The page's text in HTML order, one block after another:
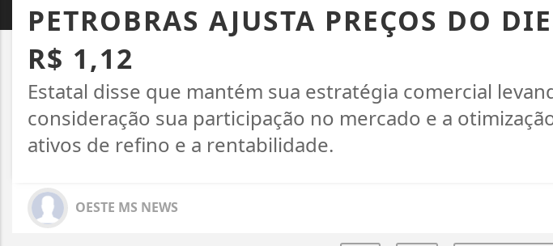
PETROBRAS AJUSTA PREÇOS DO
R$ 1,12
Estatal disse que mantém sua estratégia comercial
consideração sua participação no mercado e a
ativos de refino e a rentabilidade.
OESTE MS NEWS